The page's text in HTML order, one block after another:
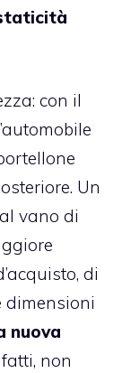
con il
Un
vano di
di
dimensioni
nuova
non